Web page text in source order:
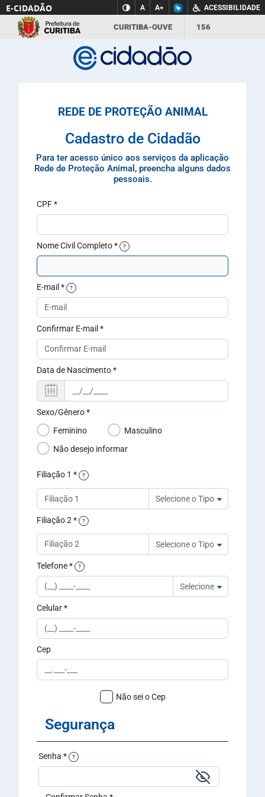
E-CIDADÃO A A+ ACESSIBILIDADE
CURITIBA-OUVE 156
INFORMAÇÃO SECRETARIAS
REDE DE PROTEÇÃO ANIMAL
Cadastro de Cidadão
Para ter acesso único aos serviços da aplicação
Rede de Proteção Animal, preencha alguns dados
pessoais.
CPF*
Nome Civil Completo* ?
E-mail * ?
Confirmar E-mail *
Data de Nascimento*
Sexo/Gênero*
Feminino
Masculino
Não desejo informar
Filiação 1 * ?
Selecione o Tipo
Filiação 2 * ?
Selecione o Tipo
Telefone* ?
Selecione
Celular*
Cep
Não sei o Cep
Segurança
Senha * ?